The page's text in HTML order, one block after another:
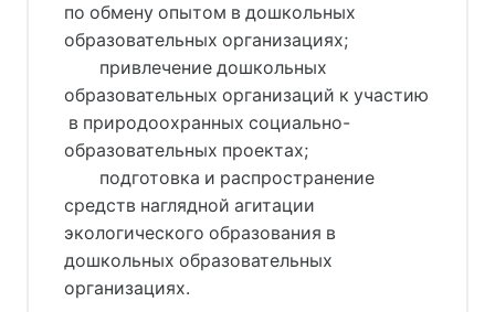
по обмену опытом в дошкольных
образовательных организациях;
привлечение дошкольных
образовательных организаций к участию
в природоохранных социально-
образовательных проектах;
подготовка и распространение
средств наглядной агитации
экологического образования в
дошкольных образовательных
организациях.